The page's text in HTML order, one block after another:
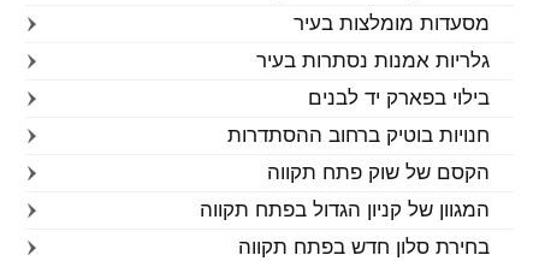
מסעדות מומלצות בעיר
גלריות אמנות נסתרות בעיר
בילוי בפארק יד לבנים
חנויות בוטיק ברחוב ההסתדרות
הקסם של שוק פתח תקווה
המגוון של קניון הגדול בפתח תקווה
בחירת סלון חדש בפתח תקווה